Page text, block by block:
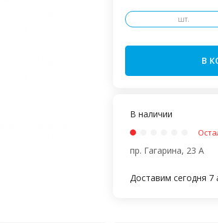
шт.
В
В наличии
пр. Гагарина, 23 А
Доставим сегодня 7